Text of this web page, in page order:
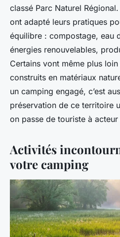
classé Parc Naturel
ont adapté leurs pratiques
équilibre : compostage, eau
énergies renouvelables,
Certains vont même plus
construits en matériaux
un camping engagé, c’est
préservation de ce territoire
on passe de touriste à acteur
Activités
votre camping